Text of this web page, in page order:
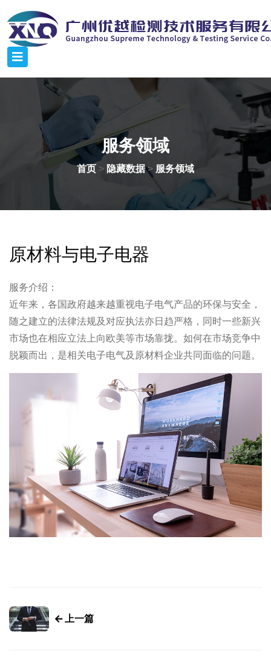
服务领域
首页 > 隐藏数据> 服务领域
原材料与电子电器
服务介绍：
近年来，各国政府越来越重视电子电气产品的环保与安全，
随之建立的法律法规及对应执法亦日趋严格，同时一些新兴
市场也在相应立法上向欧美等市场靠拢。如何在市场竞争中
脱颖而出，是相关电子电气及原材料企业共同面临的问题。
上一篇